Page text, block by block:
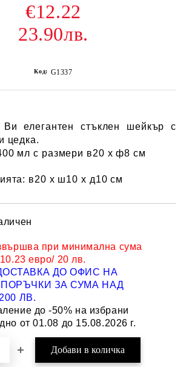
€12.22
23.90лв.
Код: G1337
Ви елегантен стъклен шейкър с
цедка.
мл с размери в20 х ф8 см
в20 х ш10 х д10 см
при минимална сума
евро/ 20 лв.
ДО ОФИС НА
ПОРЪЧКИ ЗА СУМА НАД
ЛВ.
до -50% на избрани
от 01.08 до 15.08.2026 г.